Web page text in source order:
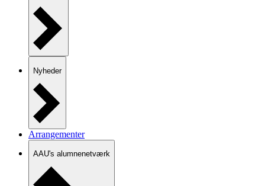
Nyheder
Arrangementer
AAU's alumnenetværk